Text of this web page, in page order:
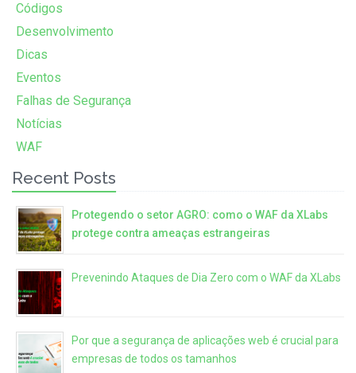
Códigos
Desenvolvimento
Dicas
Eventos
Falhas de Segurança
Notícias
WAF
Recent Posts
Protegendo o setor AGRO: como o WAF da XLabs
protege contra ameaças estrangeiras
Prevenindo Ataques de Dia Zero com o WAF da XLabs
Por que a segurança de aplicações web é crucial para
empresas de todos os tamanhos